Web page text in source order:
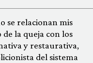
se relacionan mis
la queja con los
y restaurativa,
del sistema